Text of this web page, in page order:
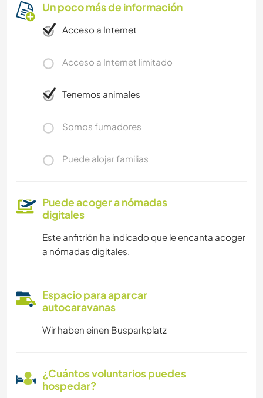
Un poco más de información
Acceso a Internet
Acceso a Internet limitado
Tenemos animales
Somos fumadores
Puede alojar familias
Puede acoger a nómadas
digitales
Este anfitrión ha indicado que le encanta acoger
a nómadas digitales.
Espacio para aparcar
autocaravanas
Wir haben einen Busparkplatz
¿Cuántos voluntarios puedes
hospedar?